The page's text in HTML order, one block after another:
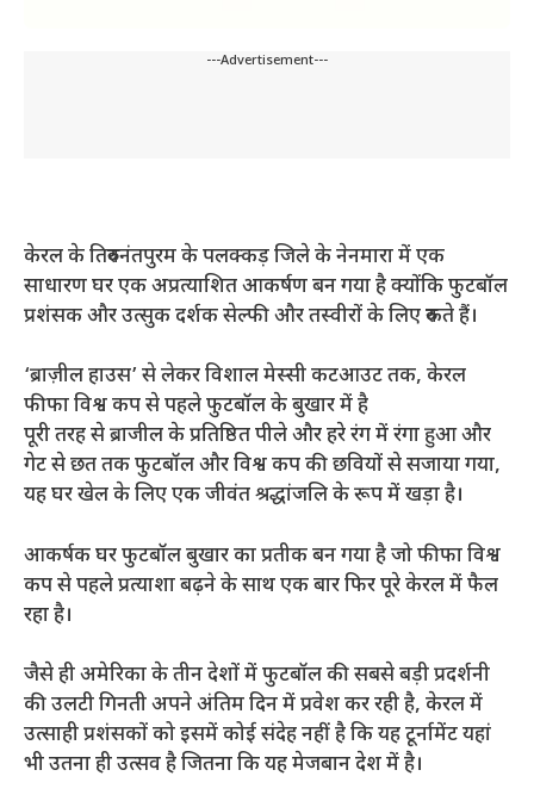
---Advertisement---
केरल के तिरुवनंतपुरम के पलक्कड़ जिले के नेनमारा में एक
साधारण घर एक अप्रत्याशित आकर्षण बन गया है क्योंकि फुटबॉल
प्रशंसक और उत्सुक दर्शक सेल्फी और तस्वीरों के लिए रुकते हैं।
‘ब्राज़ील हाउस’ से लेकर विशाल मेस्सी कटआउट तक, केरल
फीफा विश्व कप से पहले फुटबॉल के बुखार में है
पूरी तरह से ब्राजील के प्रतिष्ठित पीले और हरे रंग में रंगा हुआ और
गेट से छत तक फुटबॉल और विश्व कप की छवियों से सजाया गया,
यह घर खेल के लिए एक जीवंत श्रद्धांजलि के रूप में खड़ा है।
आकर्षक घर फुटबॉल बुखार का प्रतीक बन गया है जो फीफा विश्व
कप से पहले प्रत्याशा बढ़ने के साथ एक बार फिर पूरे केरल में फैल
रहा है।
जैसे ही अमेरिका के तीन देशों में फुटबॉल की सबसे बड़ी प्रदर्शनी
की उलटी गिनती अपने अंतिम दिन में प्रवेश कर रही है, केरल में
उत्साही प्रशंसकों को इसमें कोई संदेह नहीं है कि यह टूर्नामेंट यहां
भी उतना ही उत्सव है जितना कि यह मेजबान देश में है।